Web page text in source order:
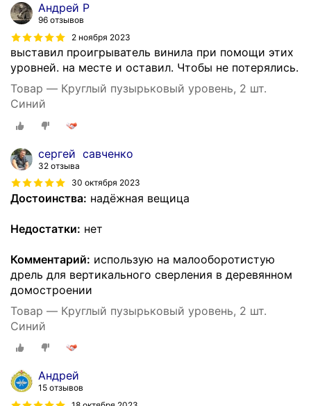
Андрей Р
96 отзывов
2 ноября 2023
выставил проигрыватель винила при помощи этих
уровней. на месте и оставил. Чтобы не потерялись.
Товар — Круглый пузырьковый уровень, 2 шт.
Синий
сергей савченко
32 отзыва
30 октября 2023
Достоинства: надёжная вещица
Недостатки: нет
Комментарий: использую на малооборотистую
дрель для вертикального сверления в деревянном
домостроении
Товар — Круглый пузырьковый уровень, 2 шт.
Синий
Андрей
15 отзывов